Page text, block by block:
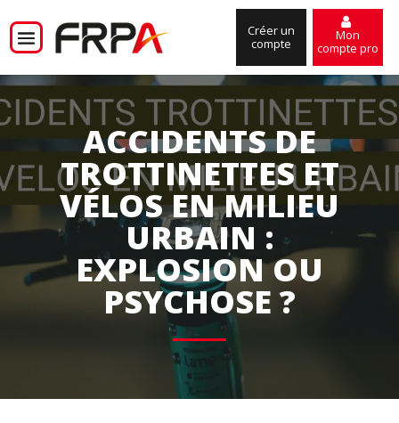
Créer un
compte
Mon
compte pro
ACCIDENTS DE
TROTTINETTES ET
VÉLOS EN MILIEU
URBAIN :
EXPLOSION OU
PSYCHOSE ?